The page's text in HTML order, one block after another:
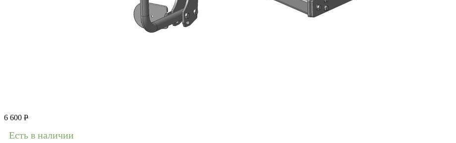
6 600 Р
Есть в наличии